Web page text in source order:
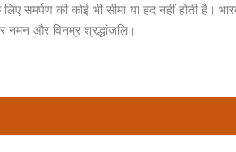
समर्पण की कोई भी सीमा या हद नहीं होती है।
नमन और विनम्र श्रद्धांजलि।